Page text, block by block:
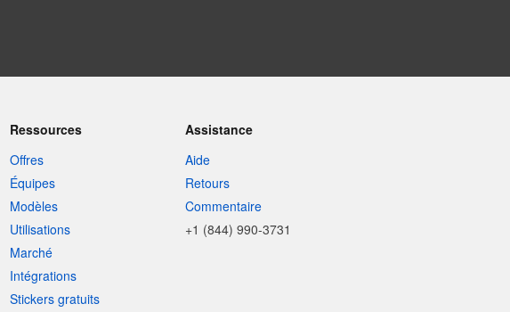
Ressources
Offres
Équipes
Modèles
Utilisations
Marché
Intégrations
Stickers gratuits
Assistance
Aide
Retours
Commentaire
+1 (844) 990-3731